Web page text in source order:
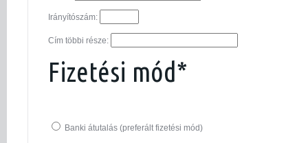
Irányítószám:
Cím többi része:
Fizetési mód*
Banki átutalás (preferált fizetési mód)